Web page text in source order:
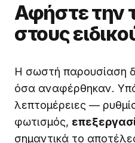
Αφήστε την
στους
Η σωστή παρουσίαση
όσα αναφέρθηκαν.
λεπτομέρειες —
φωτισμός,
σημαντικά το